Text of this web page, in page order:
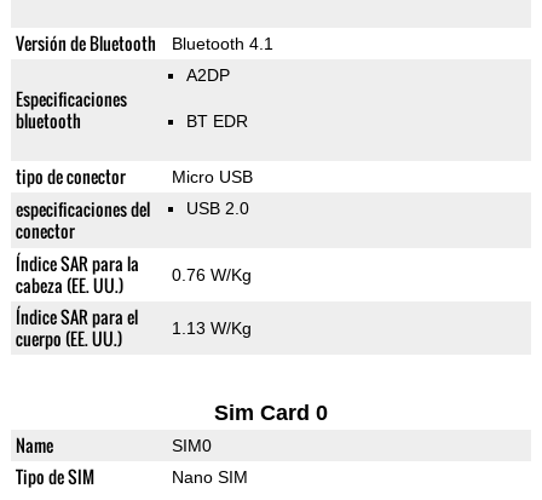
Versión de Bluetooth Bluetooth 4.1
Especificaciones
bluetooth
A2DP
BT EDR
tipo de conector Micro USB
especificaciones del
conector
USB 2.0
Índice SAR para la
cabeza (EE. UU.)
0.76 W/Kg
Índice SAR para el
cuerpo (EE. UU.)
1.13 W/Kg
Sim Card 0
Name SIM0
Tipo de SIM Nano SIM